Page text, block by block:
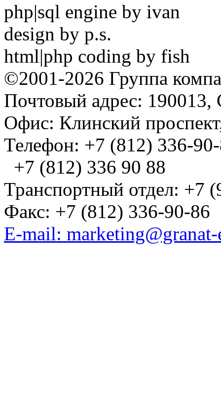
php|sql engine by ivan
design by p.s.
html|php coding by fish
©2001-2026 Группа
Почтовый адрес: 190013,
Офис: Клинский
Телефон: +7 (812) 336-
+7 (812) 336 90 88
Транспортный отдел: +7
Факс: +7 (812) 336-90-86
E-mail: